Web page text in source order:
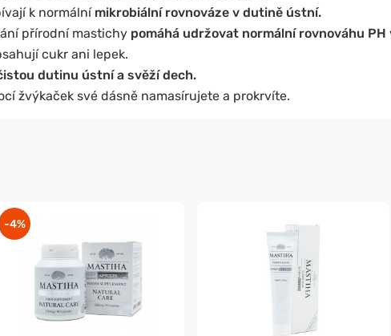
k normální mikrobiální rovnováze v dutině ústní.
přírodní mastichypomáhá udržovat normální rovnováhu
cukr ani lepek.
dutinu ústní a svěží dech.
žvýkaček své dásně namasírujete a prokrvíte.
-4%